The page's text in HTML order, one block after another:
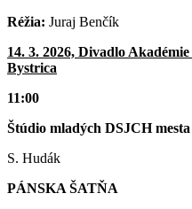
Réžia: Juraj Benčík
14. 3. 2026, Divadlo
Bystrica
11:00
Štúdio mladých DSJCH
S. Hudák
PÁNSKA ŠATŇA